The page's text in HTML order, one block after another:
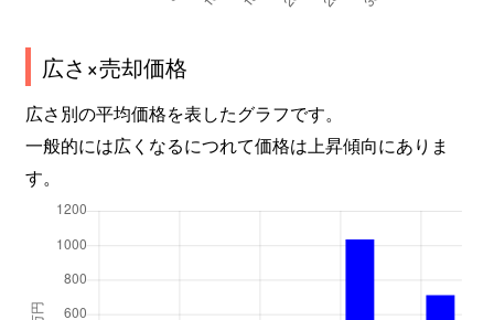
広さ×売却価格
広さ別の平均価格を表したグラフです。
一般的には広くなるにつれて価格は上昇傾向にありま
す。